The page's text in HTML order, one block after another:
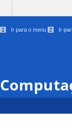
1 Ir para o menu 2 Ir